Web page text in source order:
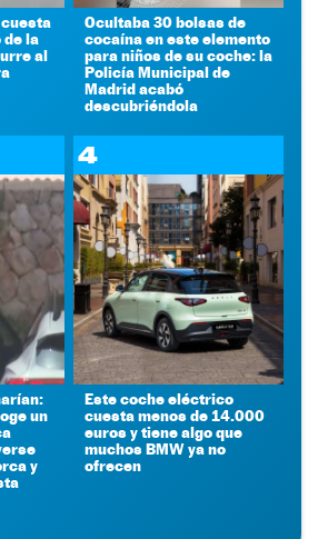
cuesta
de la
al
Ocultaba 30 bolsas de
cocaína en este elemento
para niños de su coche: la
Policía Municipal de
Madrid acabó
descubriéndola
un
y
4
Este coche eléctrico
cuesta menos de 14.000
euros y tiene algo que
muchos BMW ya no
ofrecen